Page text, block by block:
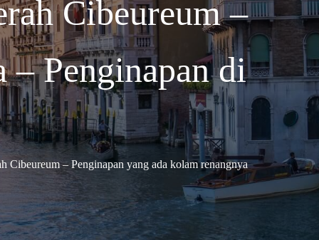
Cibeureum –
– Penginapan di
Cibeureum – Penginapan yang ada kolam renangnya